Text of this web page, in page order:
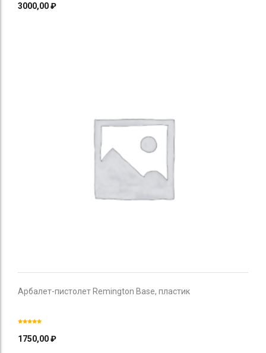
3000,00₽
Арбалет-пистолет Remington Base, пластик
1750,00₽